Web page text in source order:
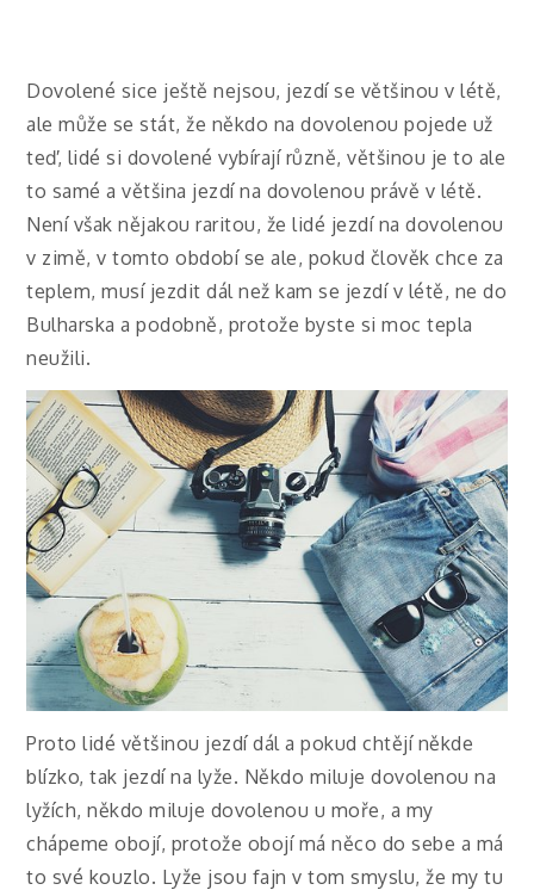
Dovolené sice ještě nejsou, jezdí se většinou v létě,
ale může se stát, že někdo na dovolenou pojede už
teď, lidé si dovolené vybírají různě, většinou je to ale
to samé a většina jezdí na dovolenou právě v létě.
Není však nějakou raritou, že lidé jezdí na dovolenou
v zimě, v tomto období se ale, pokud člověk chce za
teplem, musí jezdit dál než kam se jezdí v létě, ne do
Bulharska a podobně, protože byste si moc tepla
neužili.
Proto lidé většinou jezdí dál a pokud chtějí někde
blízko, tak jezdí na lyže. Někdo miluje dovolenou na
lyžích, někdo miluje dovolenou u moře, a my
chápeme obojí, protože obojí má něco do sebe a má
to své kouzlo. Lyže jsou fajn v tom smyslu, že my tu